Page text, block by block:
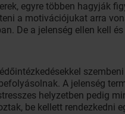
egyre többen hagyják
a motivációjukat arra
De a jelenség ellen kell
A jelenség
helyzetben pedig
be kellett rendezkedni